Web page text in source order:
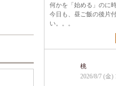
何かを「始める」のに
今日も、昼ご飯の後片
い。。。
桃
2026/8/7 (金)